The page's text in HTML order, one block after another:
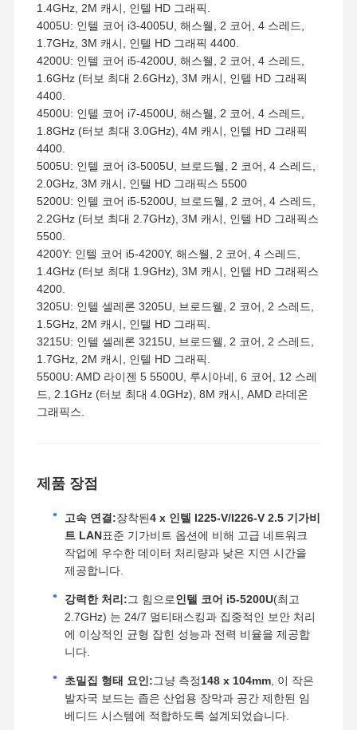
1.4GHz, 2M 캐시, 인텔 HD 그래픽.
4005U: 인텔 코어 i3-4005U, 해스웰, 2 코어, 4 스레드,
1.7GHz, 3M 캐시, 인텔 HD 그래픽 4400.
4200U: 인텔 코어 i5-4200U, 해스웰, 2 코어, 4 스레드,
1.6GHz (터보 최대 2.6GHz), 3M 캐시, 인텔 HD 그래픽
4400.
4500U: 인텔 코어 i7-4500U, 해스웰, 2 코어, 4 스레드,
1.8GHz (터보 최대 3.0GHz), 4M 캐시, 인텔 HD 그래픽
4400.
5005U: 인텔 코어 i3-5005U, 브로드웰, 2 코어, 4 스레드,
2.0GHz, 3M 캐시, 인텔 HD 그래픽스 5500
5200U: 인텔 코어 i5-5200U, 브로드웰, 2 코어, 4 스레드,
2.2GHz (터보 최대 2.7GHz), 3M 캐시, 인텔 HD 그래픽스
5500.
4200Y: 인텔 코어 i5-4200Y, 해스웰, 2 코어, 4 스레드,
1.4GHz (터보 최대 1.9GHz), 3M 캐시, 인텔 HD 그래픽스
4200.
3205U: 인텔 셀레론 3205U, 브로드웰, 2 코어, 2 스레드,
1.5GHz, 2M 캐시, 인텔 HD 그래픽.
3215U: 인텔 셀레론 3215U, 브로드웰, 2 코어, 2 스레드,
1.7GHz, 2M 캐시, 인텔 HD 그래픽.
5500U: AMD 라이젠 5 5500U, 루시아네, 6 코어, 12 스레
드, 2.1GHz (터보 최대 4.0GHz), 8M 캐시, AMD 라데온
그래픽스.
제품 장점
고속 연결:장착된4 x 인텔 I225-V/I226-V 2.5 기가비
트 LAN표준 기가비트 옵션에 비해 고급 네트워크
작업에 우수한 데이터 처리량과 낮은 지연 시간을
제공합니다.
강력한 처리:그 힘으로인텔 코어 i5-5200U(최고
2.7GHz) 는 24/7 멀티태스킹과 집중적인 보안 처리
에 이상적인 균형 잡힌 성능과 전력 비율을 제공합
니다.
초밀집 형태 요인:그냥 측정148 x 104mm, 이 작은
발자국 보드는 좁은 산업용 장막과 공간 제한된 임
베디드 시스템에 적합하도록 설계되었습니다.